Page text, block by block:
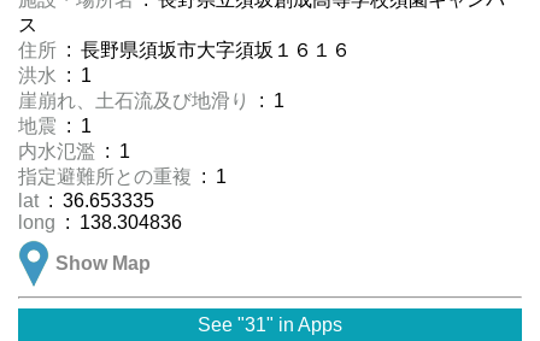
ス
住所 : 長野県須坂市大字須坂１６１６
洪水
: 1
崖崩れ、土石流及び地滑り
: 1
地震 : 1
内水氾濫 : 1
指定避難所との重複 : 1
lat : 36.653335
long : 138.304836
Show Map
See "31" in Apps